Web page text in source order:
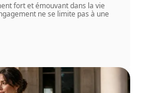
fort et émouvant dans la vie
ne se limite pas à une